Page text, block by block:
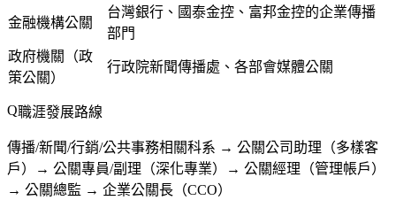
金融機構公關
台灣銀行、國泰金控、富邦金控的企業傳播
部門
政府機關（政
策公關）
行政院新聞傳播處、各部會媒體公關
職涯發展路線
傳播/新聞/行銷/公共事務相關科系 → 公關公司助理（多樣客
戶）→ 公關專員/副理（深化專業）→ 公關經理（管理帳戶）
→ 公關總監 → 企業公關長（CCO）